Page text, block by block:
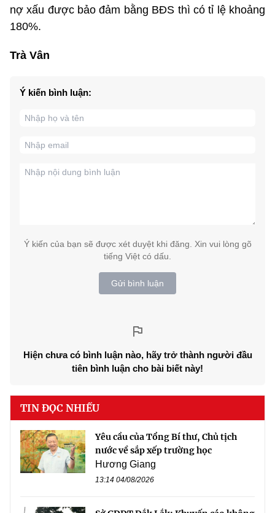
nợ xấu được bảo đảm bằng BĐS thì có tỉ lệ khoảng
180%.
Trà Vân
Ý kiến bình luận:
Ý kiến của bạn sẽ được xét duyệt khi đăng. Xin vui lòng gõ
tiếng Việt có dấu.
Gửi bình luận
Hiện chưa có bình luận nào, hãy trở thành người đầu
tiên bình luận cho bài biết này!
TIN ĐỌC NHIỀU
Yêu cầu của Tổng Bí thư, Chủ tịch
nước về sắp xếp trường học
Hương Giang
13:14 04/08/2026